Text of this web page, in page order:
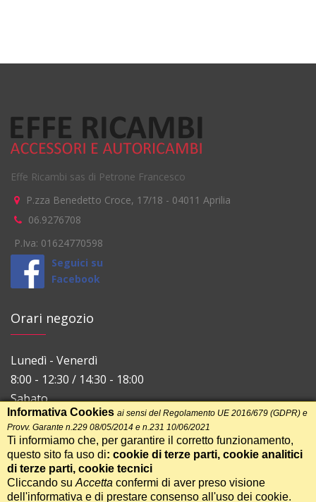
Effe Ricambi sas di Petrone Francesco
P.zza Benedetto Croce, 17/18 - 04011 Aprilia
06.9276708
P.Iva: 01624770598
Seguici su
Facebook
Orari negozio
Lunedì - Venerdì
8:00 - 12:30 / 14:30 - 18:00
Sabato
8:00 - 12:30
Informativa Cookies ai sensi del Regolamento UE 2016/679 (GDPR) e
Provv. Garante n.229 08/05/2014 e n.231 10/06/2021
Ti informiamo che, per garantire il corretto funzionamento,
questo sito fa uso di: cookie di terze parti, cookie analitici
di terze parti, cookie tecnici
Cliccando su Accetta confermi di aver preso visione
dell'informativa e di prestare consenso all'uso dei cookie.